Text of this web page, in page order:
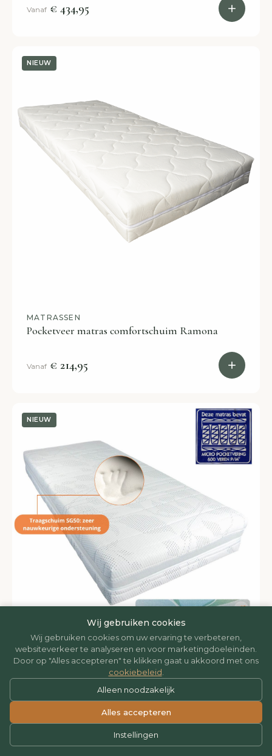
Vanaf € 434,95
NIEUW
MATRASSEN
Pocketveer matras comfortschuim Ramona
Vanaf € 214,95
NIEUW
Micro pocketveer matras traagschuim Princess
Vanaf€ 464,95
Wij gebruiken cookies
Wij gebruiken cookies om uw ervaring te verbeteren,
websiteverkeer te analyseren en voor marketingdoeleinden.
Door op "Alles accepteren" te klikken gaat u akkoord met ons
cookiebeleid
Alleen noodzakelijk
Alles accepteren
Instellingen